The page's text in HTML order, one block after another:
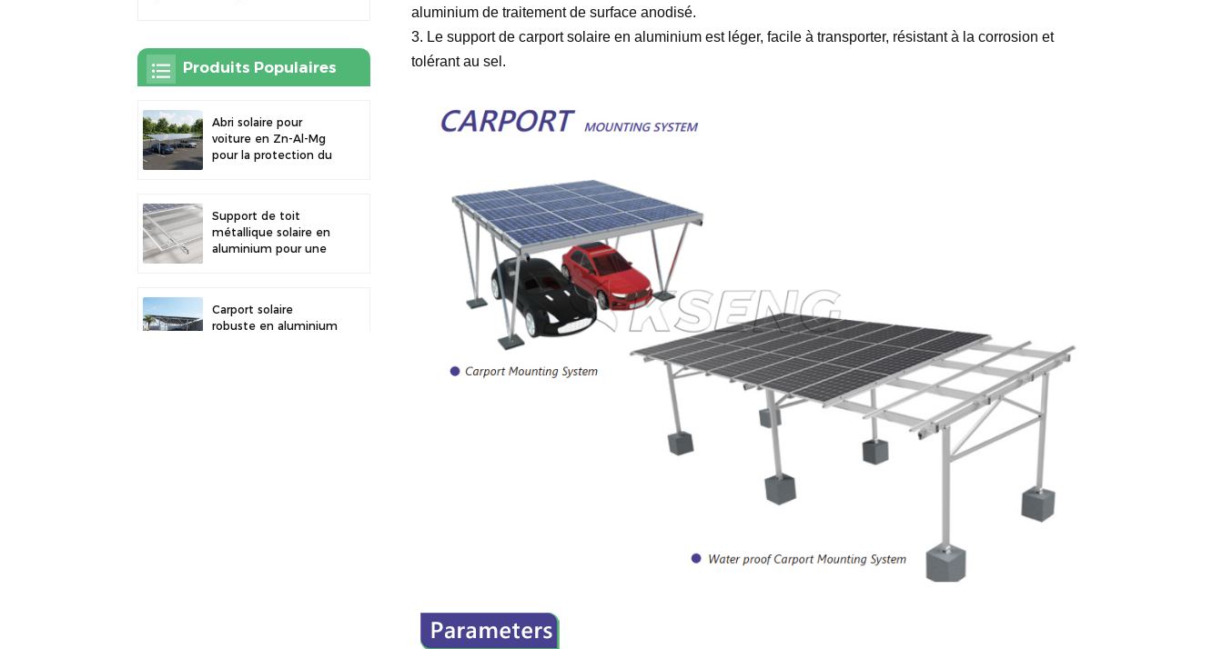
aluminium de traitement de surface anodisé.
3. Le support de carport solaire en aluminium est léger, facile à transporter, résistant à la corrosion et
tolérant au sel.
Produits Populaires
Abri solaire pour
voiture en Zn-Al-Mg
pour la protection du
solaire
Support de toit
métallique solaire en
aluminium pour une
panneaux
Carport solaire
robuste en aluminium